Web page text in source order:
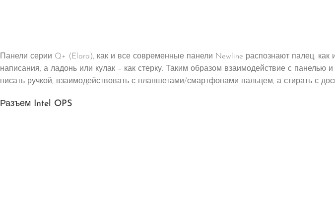
Панели серии Q+ (Elara), как и все современные панели Newline распознают палец,
написания, а ладонь или кулак – как стерку. Таким образом взаимодействие с
писать ручкой, взаимодействовать с планшетами/смартфонами пальцем, а стирать с
Разъем Intel OPS